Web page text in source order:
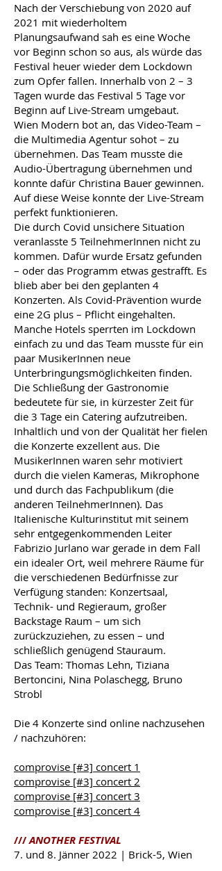
Nach der Verschiebung von 2020 auf
2021 mit wiederholtem
Planungsaufwand sah es eine Woche
vor Beginn schon so aus, als würde das
Festival heuer wieder dem Lockdown
zum Opfer fallen. Innerhalb von 2 – 3
Tagen wurde das Festival 5 Tage vor
Beginn auf Live-Stream umgebaut.
Wien Modern bot an, das Video-Team –
die Multimedia Agentur sohot – zu
übernehmen. Das Team musste die
Audio-Übertragung übernehmen und
konnte dafür Christina Bauer gewinnen.
Auf diese Weise konnte der Live-Stream
perfekt funktionieren.
Die durch Covid unsichere Situation
veranlasste 5 TeilnehmerInnen nicht zu
kommen. Dafür wurde Ersatz gefunden
– oder das Programm etwas gestrafft. Es
blieb aber bei den geplanten 4
Konzerten. Als Covid-Prävention wurde
eine 2G plus – Pflicht eingehalten.
Manche Hotels sperrten im Lockdown
einfach zu und das Team musste für ein
paar MusikerInnen neue
Unterbringungsmöglichkeiten finden.
Die Schließung der Gastronomie
bedeutete für sie, in kürzester Zeit für
die 3 Tage ein Catering aufzutreiben.
Inhaltlich und von der Qualität her fielen
die Konzerte exzellent aus. Die
MusikerInnen waren sehr motiviert
durch die vielen Kameras, Mikrophone
und durch das Fachpublikum (die
anderen TeilnehmerInnen). Das
Italienische Kulturinstitut mit seinem
sehr entgegenkommenden Leiter
Fabrizio Jurlano war gerade in dem Fall
ein idealer Ort, weil mehrere Räume für
die verschiedenen Bedürfnisse zur
Verfügung standen: Konzertsaal,
Technik- und Regieraum, großer
Backstage Raum – um sich
zurückzuziehen, zu essen – und
schließlich genügend Stauraum.
Das Team: Thomas Lehn, Tiziana
Bertoncini, Nina Polaschegg, Bruno
Strobl
Die 4 Konzerte sind online nachzusehen
/ nachzuhören:
comprovise [#3] concert 1
comprovise [#3] concert 2
comprovise [#3] concert 3
comprovise [#3] concert 4
///ANOTHER FESTIVAL
7. und 8. Jänner 2022 | Brick-5, Wien